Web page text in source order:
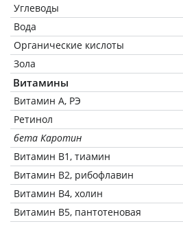
Углеводы
Вода
Органические кислоты
Зола
Витамины
Витамин А, РЭ
Ретинол
бета Каротин
Витамин В1, тиамин
Витамин В2, рибофлавин
Витамин В4, холин
Витамин В5, пантотеновая